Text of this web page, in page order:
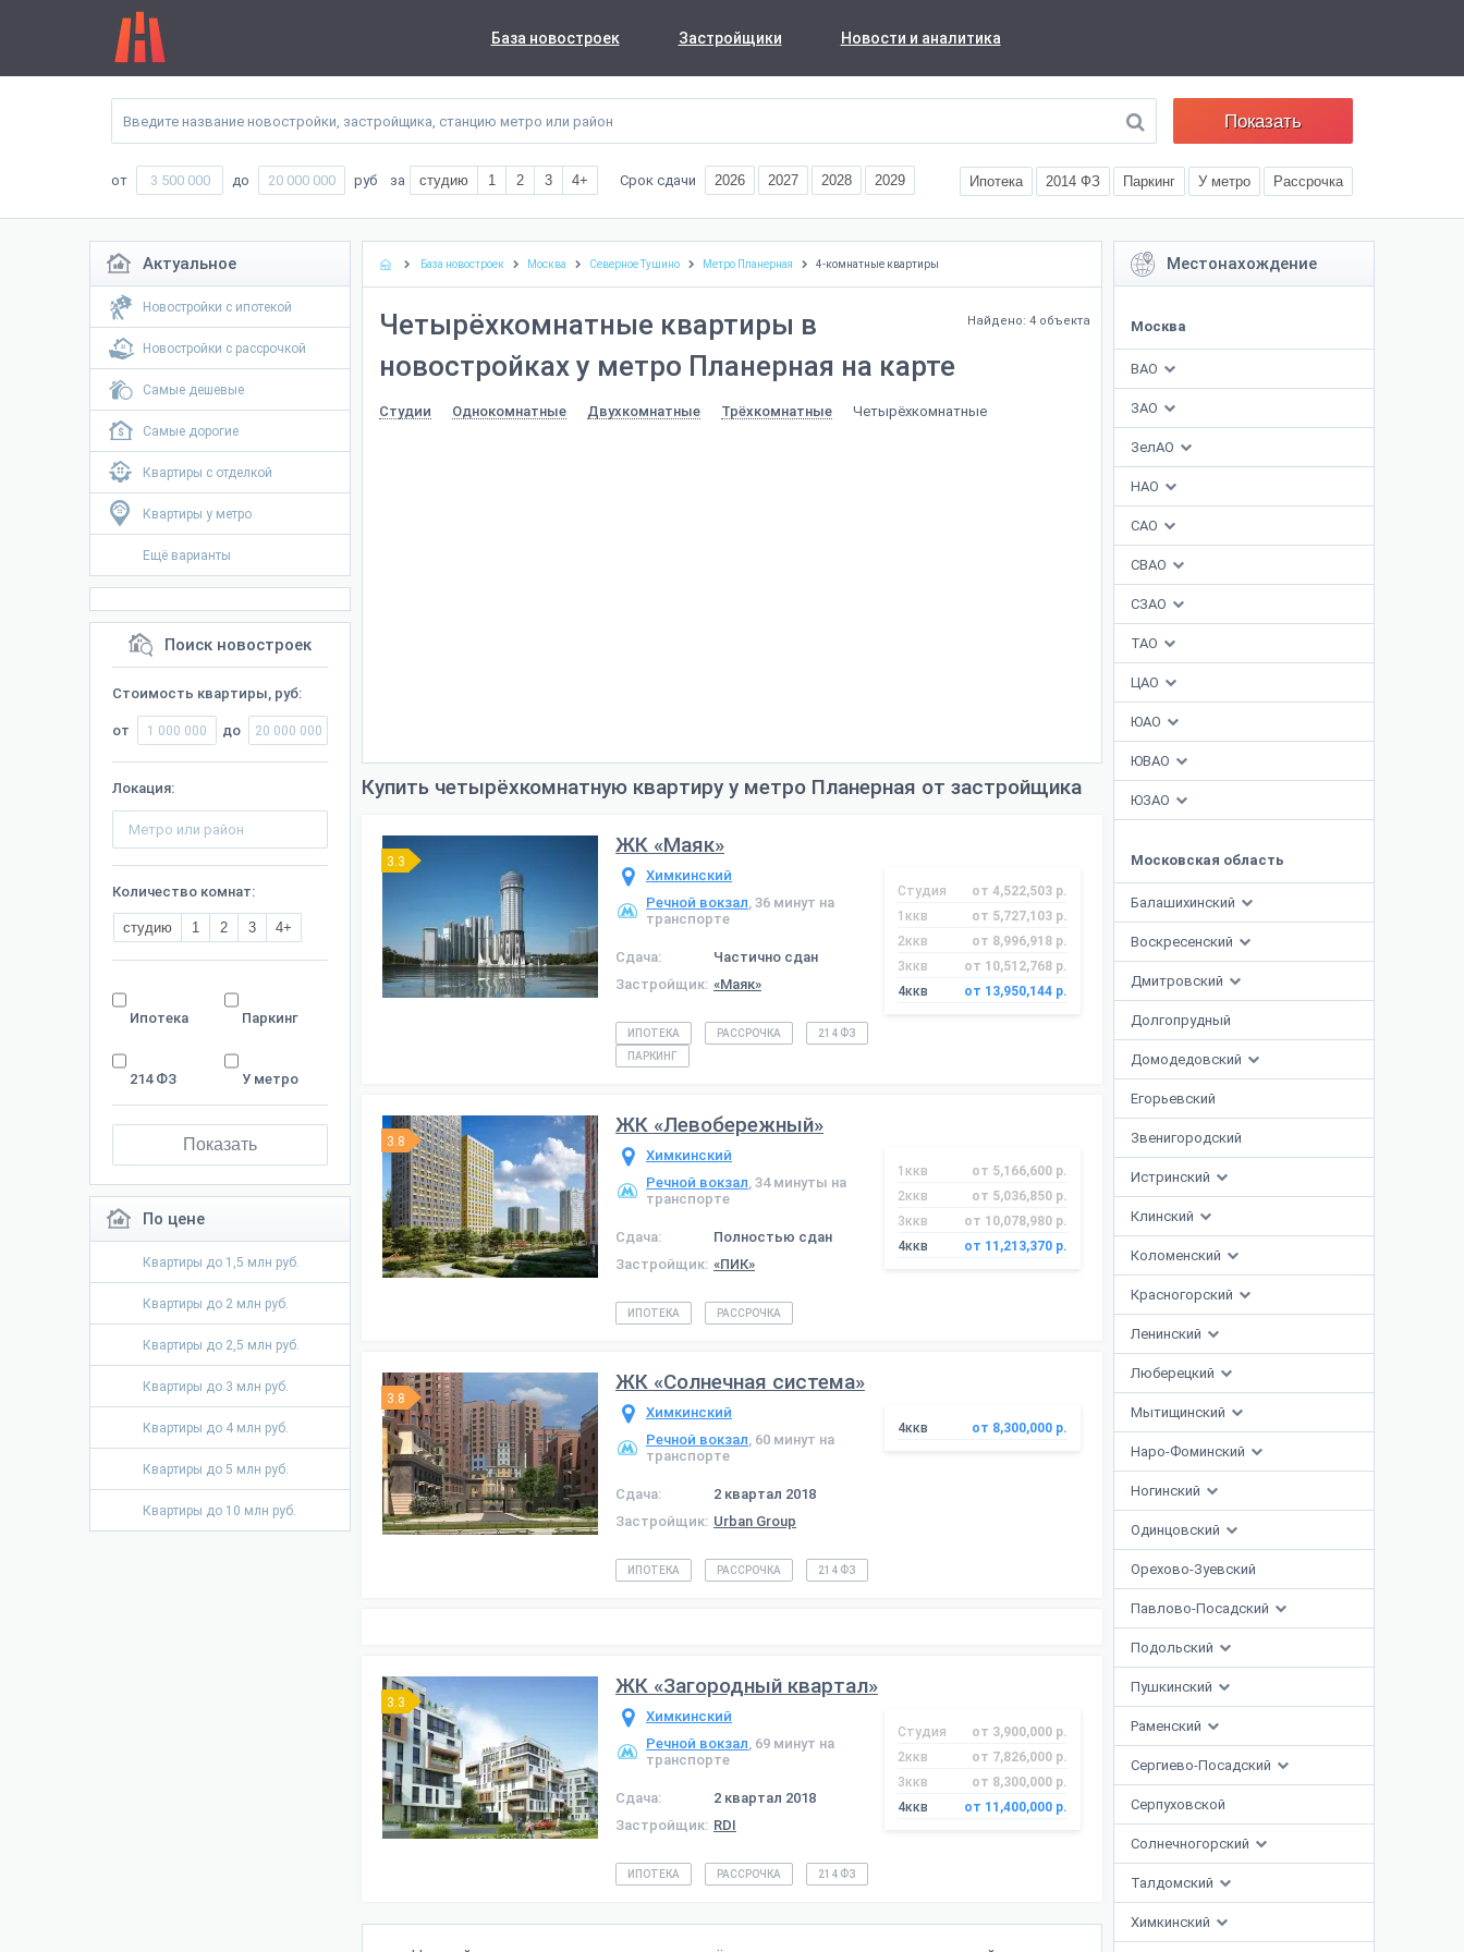
База новостроек Застройщики Новости и аналитика
Показать
от до руб за студию 1 2 3 4+ Срок сдачи 2026 2027 2028 2029 Ипотека 2014 ФЗ Паркинг У метро Рассрочка
Актуальное
Новостройки с ипотекой
Новостройки с рассрочкой
Самые дешевые
Самые дорогие
Квартиры с отделкой
Квартиры у метро
Ещё варианты
Поиск новостроек
Стоимость квартиры, руб:
от до
Локация:
Количество комнат:
студию 1 2 3 4+
Ипотека Паркинг
214 ФЗ У метро
Показать
По цене
Квартиры до 1,5 млн руб.
Квартиры до 2 млн руб.
Квартиры до 2,5 млн руб.
Квартиры до 3 млн руб.
Квартиры до 4 млн руб.
Квартиры до 5 млн руб.
Квартиры до 10 млн руб.
Местонахождение
Москва
ВАО
ЗАО
ЗелАО
НАО
САО
СВАО
СЗАО
ТАО
ЦАО
ЮАО
ЮВАО
ЮЗАО
Московская область
Балашихинский
Воскресенский
Дмитровский
Долгопрудный
Домодедовский
Егорьевский
Звенигородский
Истринский
Клинский
Коломенский
Красногорский
Ленинский
Люберецкий
Мытищинский
Наро-Фоминский
Ногинский
Одинцовский
Орехово-Зуевский
Павлово-Посадский
Подольский
Пушкинский
Раменский
Сергиево-Посадский
Серпуховской
Солнечногорский
Талдомский
Химкинский
База новостроек Москва Северное Тушино Метро Планерная 4-комнатные квартиры
Найдено: 4 объекта
Четырёхкомнатные квартиры в
новостройках у метро Планерная на карте
Студии Однокомнатные Двухкомнатные Трёхкомнатные Четырёхкомнатные
Купить четырёхкомнатную квартиру у метро Планерная от застройщика
3.3
ЖК «Маяк»
Химкинский
Речной вокзал, 36 минут на
транспорте
Сдача:
Частично сдан
Застройщик: «Маяк»
Студия
от 4,522,503 р.
1ккв
от 5,727,103 р.
2ккв
от 8,996,918 р.
3ккв
от 10,512,768 р.
4ккв
от 13,950,144 р.
ИПОТЕКА РАССРОЧКА
214 ФЗ
ПАРКИНГ
3.8
ЖК «Левобережный»
Химкинский
Речной вокзал, 34 минуты на
транспорте
Сдача:
Полностью сдан
Застройщик: «ПИК»
1ккв
от 5,166,600 р.
2ккв
от 5,036,850 р.
3ккв
от 10,078,980 р.
4ккв
от 11,213,370 р.
ИПОТЕКА РАССРОЧКА
3.8
ЖК «Солнечная система»
Химкинский
Речной вокзал, 60 минут на
транспорте
Сдача:
2 квартал 2018
Застройщик: Urban Group
4ккв от 8,300,000 р.
ИПОТЕКА РАССРОЧКА 214 ФЗ
3.3
ЖК «Загородный квартал»
Химкинский
Речной вокзал, 69 минут на
транспорте
Сдача:
2 квартал 2018
Застройщик: RDI
Студия
от 3,900,000 р.
2ккв
от 7,826,000 р.
3ккв
от 8,300,000 р.
4ккв
от 11,400,000 р.
ИПОТЕКА РАССРОЧКА 214 ФЗ